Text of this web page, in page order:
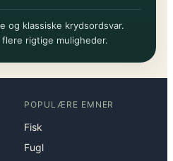
og klassiske krydsordsvar.
rigtige muligheder.
POPULÆRE EMNER
Fisk
Fugl